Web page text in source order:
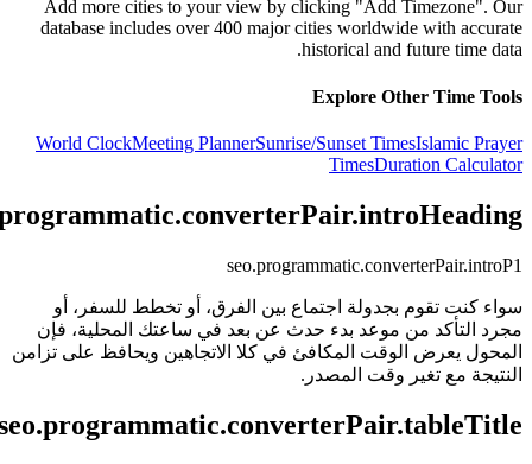
Add more cities to your view by clicking "Add Timezone". Our
database includes over 400 major cities worldwide with accurate
historical and future time data.
Explore Other Time Tools
World ClockMeeting PlannerSunrise/Sunset TimesIslamic Prayer
TimesDuration Calculator
seo.programmatic.converterPair.introP1
سواء كنت تقوم بجدولة اجتماع بين الفرق، أو تخطط للسفر، أو
مجرد التأكد من موعد بدء حدث عن بعد في ساعتك المحلية، فإن
المحول يعرض الوقت المكافئ في كلا الاتجاهين ويحافظ على تزامن
النتيجة مع تغير وقت المصدر.